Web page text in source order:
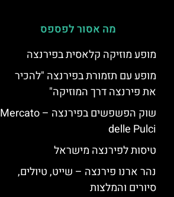
מה אסור לפספס
מופע מוזיקה קלאסית בפירנצה
מופע עם תזמורת בפירנצה "להכיר
את פירנצה דרך המוזיקה"
שוק הפשפשים בפירנצה – Mercato
delle Pulci
טיסות לפירנצה מישראל
נהר ארנו פירנצה – שייט, טיולים,
סיורים והמלצות